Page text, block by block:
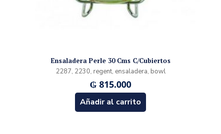
Ensaladera Perle 30 Cms C/Cubiertos
2287, 2230, regent, ensaladera, bowl
₲ 815.000
Añadir al carrito